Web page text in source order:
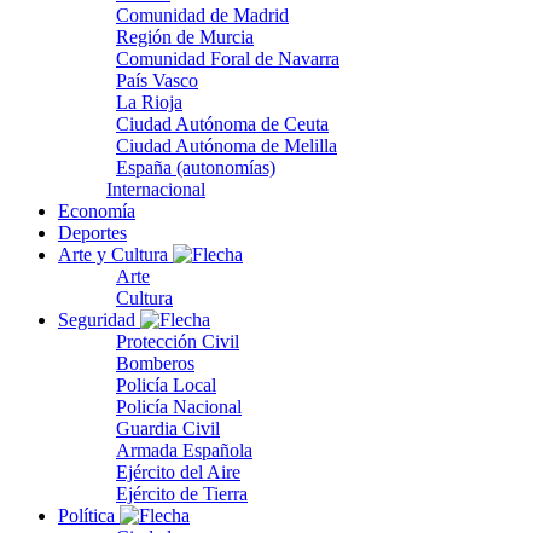
Comunidad de Madrid
Región de Murcia
Comunidad Foral de Navarra
País Vasco
La Rioja
Ciudad Autónoma de Ceuta
Ciudad Autónoma de Melilla
España (autonomías)
Internacional
Economía
Deportes
Arte y Cultura
Arte
Cultura
Seguridad
Protección Civil
Bomberos
Policía Local
Policía Nacional
Guardia Civil
Armada Española
Ejército del Aire
Ejército de Tierra
Política